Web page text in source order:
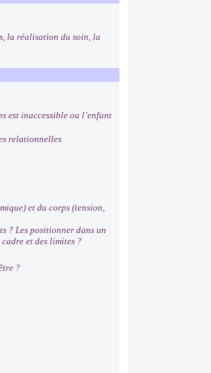
la réalisation du soin, la
est inaccessible ou l’enfant
relationnelles
et du corps (tension,
? Les positionner dans un
et des limites ?
?